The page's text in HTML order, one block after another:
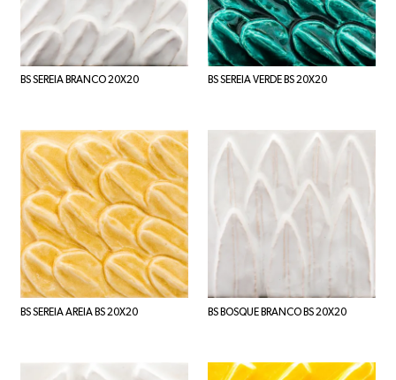
BS SEREIA BRANCO 20X20 BS SEREIA VERDE BS 20X20
BS SEREIA AREIA BS 20X20 BS BOSQUE BRANCO BS 20X20